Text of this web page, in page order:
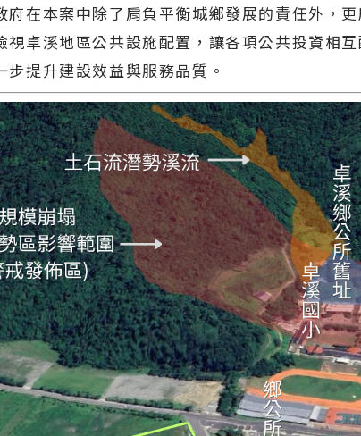
府在本案中除了肩負平衡城鄉發展的責任外，
視卓溪地區公共設施配置，讓各項公共投資相
步提升建設效益與服務品質。